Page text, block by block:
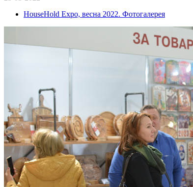
HouseHold Expo, весна 2022. Фотогалерея